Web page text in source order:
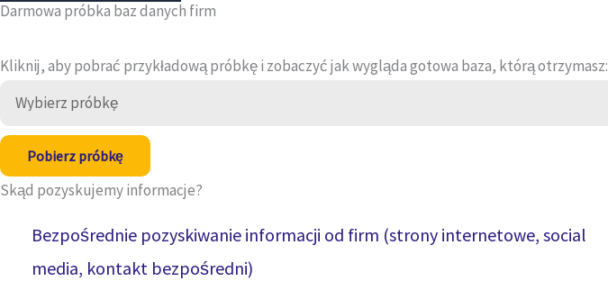
Darmowa próbka baz danych firm
Kliknij, aby pobrać przykładową próbkę i zobaczyć jak wygląda gotowa baza, którą otrzymasz:
Pobierz próbkę
Skąd pozyskujemyinformacje?
Bezpośrednie pozyskiwanie informacji od firm (strony internetowe, social
media, kontakt bezpośredni)